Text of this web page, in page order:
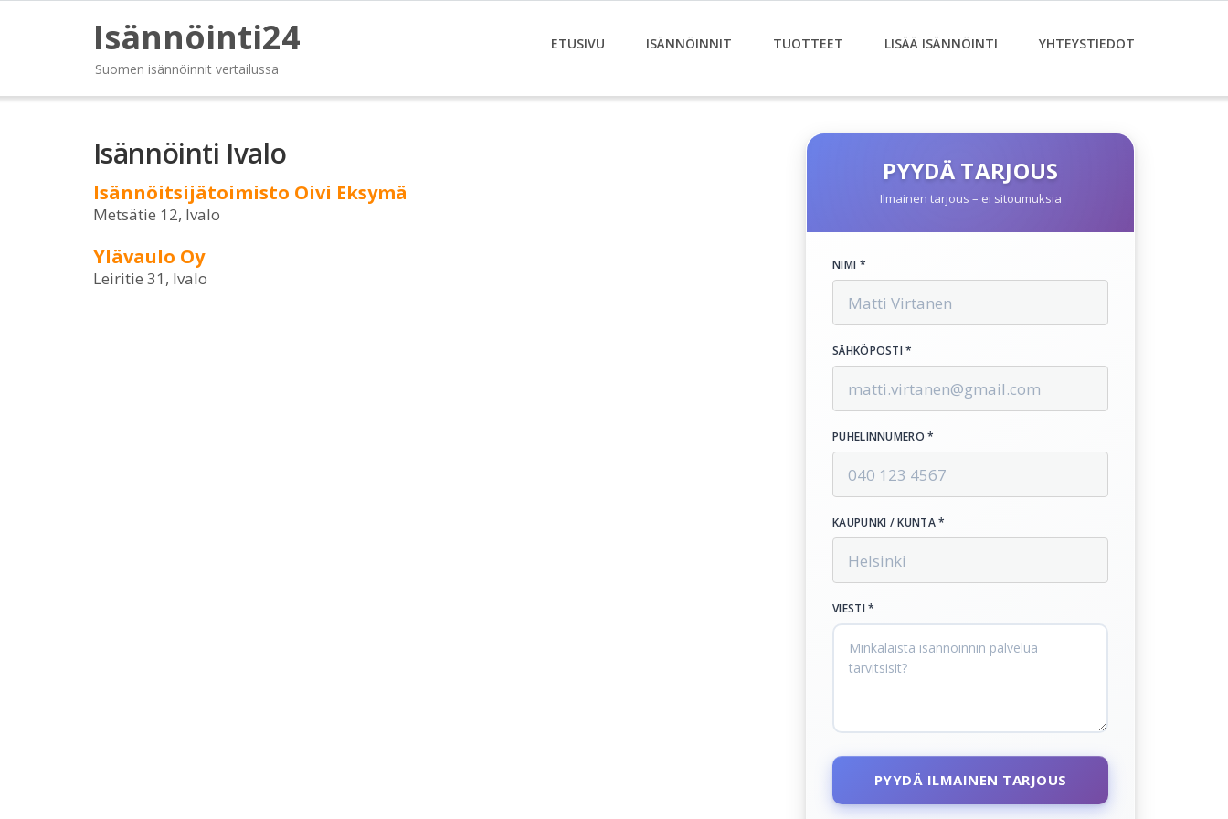
Isännöinti24
Suomen isännöinnit vertailussa
ETUSIVU ISÄNNÖINNIT TUOTTEET LISÄÄ ISÄNNÖINTI YHTEYSTIEDOT
Isännöinti Ivalo
Isännöitsijätoimisto Oivi Eksymä
Metsätie 12, Ivalo
Ylävaulo Oy
Leiritie 31, Ivalo
PYYDÄ TARJOUS
Ilmainen tarjous – ei sitoumuksia
NIMI *
SÄHKÖPOSTI *
PUHELINNUMERO *
KAUPUNKI / KUNTA *
VIESTI *
PYYDÄ ILMAINEN TARJOUS